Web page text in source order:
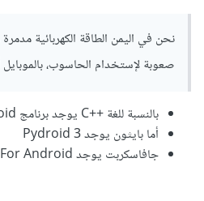
نحن في اليمن الطاقة الكهربائية
صعوبة لإستخدام الحاسوب،
بالنسبة للغة ++C يوجد برنامج CppDroid
أما بايثون يوجد Pydroid 3
جافاسكربت يوجد JavaScript For Android